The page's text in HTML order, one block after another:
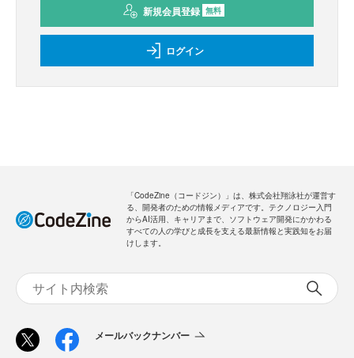
新規会員登録 無料
ログイン
「CodeZine（コードジン）」は、株式会社翔泳社が運営す
る、開発者のための情報メディアです。テクノロジー入門
からAI活用、キャリアまで、ソフトウェア開発にかかわる
すべての人の学びと成長を支える最新情報と実践知をお届
けします。
メールバックナンバー